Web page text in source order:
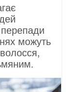
перепади
можуть